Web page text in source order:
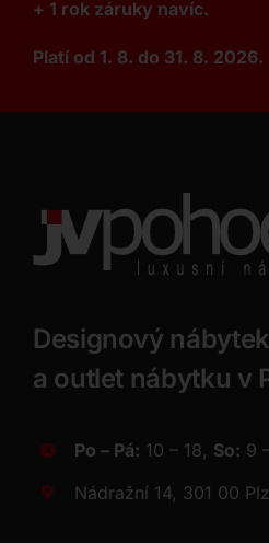
+ 1 rok záruky navíc.
Platí od 1. 8. do 31. 8. 2026.
Designový nábytek
a outlet nábytku v
Po – Pá: 10 – 18, So: 9
Nádražní 14, 301 00